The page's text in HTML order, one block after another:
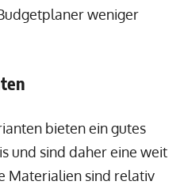
weniger
bieten ein gutes
und sind daher eine weit
Materialien sind relativ